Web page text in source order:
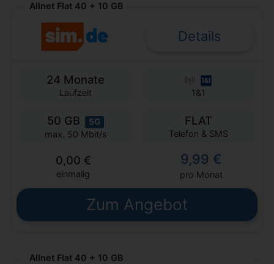
Allnet Flat 40 + 10 GB
Details
24 Monate
Laufzeit 1&1
50 GB 5G
max. 50 Mbit/s
FLAT
Telefon & SMS
0,00 €
einmalig
9,99 €
pro Monat
Zum Angebot
Allnet Flat 40 + 10 GB